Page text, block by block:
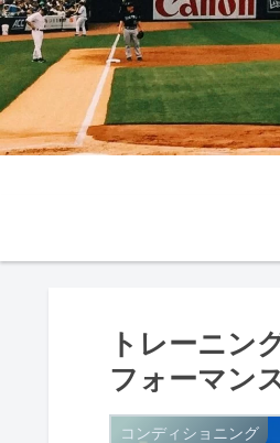
トレーニン
フォーマン
コンディショニング